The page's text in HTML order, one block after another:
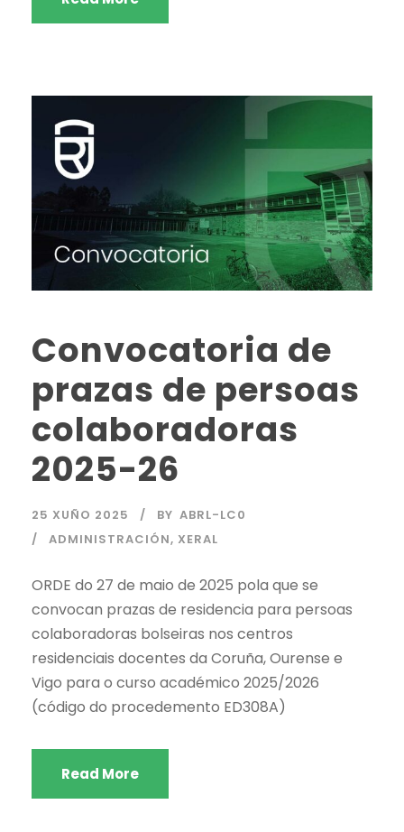
Convocatoria de
prazas de persoas
colaboradoras
2025-26
25 XUÑO 2025 BY ABRL-LC0
ADMINISTRACIÓN, XERAL
ORDE do 27 de maio de 2025 pola que se
convocan prazas de residencia para persoas
colaboradoras bolseiras nos centros
residenciais docentes da Coruña, Ourense e
Vigo para o curso académico 2025/2026
(código do procedemento ED308A)
Read More